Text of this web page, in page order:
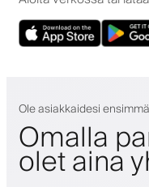
Ole asiakkaidesi
Omalla
olet aina